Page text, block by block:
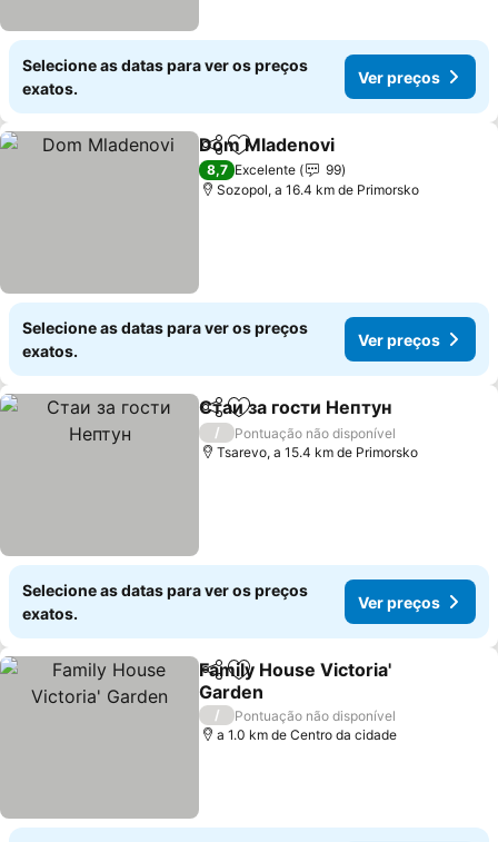
Selecione as datas para ver os preços
exatos.
Ver preços
PartilharAdicionar aos favoritos
Dom Mladenovi
8,7 Excelente
99
Sozopol, a 16.4 km de Primorsko
Selecione as datas para ver os preços
exatos.
Ver preços
PartilharAdicionar aos favoritos
Стаи за гости Нептун
/
Pontuação não disponível
Tsarevo, a 15.4 km de Primorsko
Selecione as datas para ver os preços
exatos.
Ver preços
PartilharAdicionar aos favoritos
Family House Victoria'
Garden
/
Pontuação não disponível
a 1.0 km de Centro da cidade